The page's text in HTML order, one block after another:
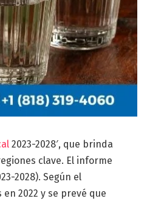
2023-2028′, que brinda
clave. El informe
2028). Según el
2022 y se prevé que